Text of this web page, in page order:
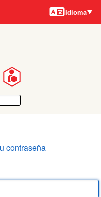
Idiomas
Idioma
contraseña